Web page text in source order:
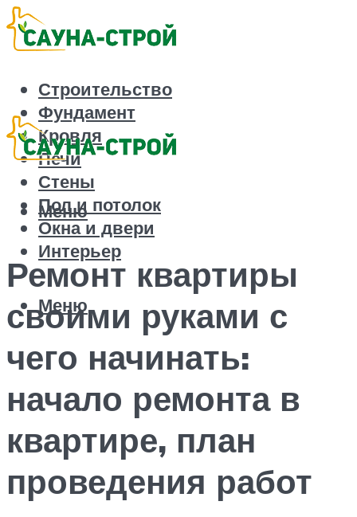
Строительство
Фундамент
Кровля
Печи
Стены
Пол и потолок
Окна и двери
Интерьер
Меню
Меню
Ремонт квартиры
своими руками с
чего начинать:
начало ремонта в
квартире, план
проведения работ